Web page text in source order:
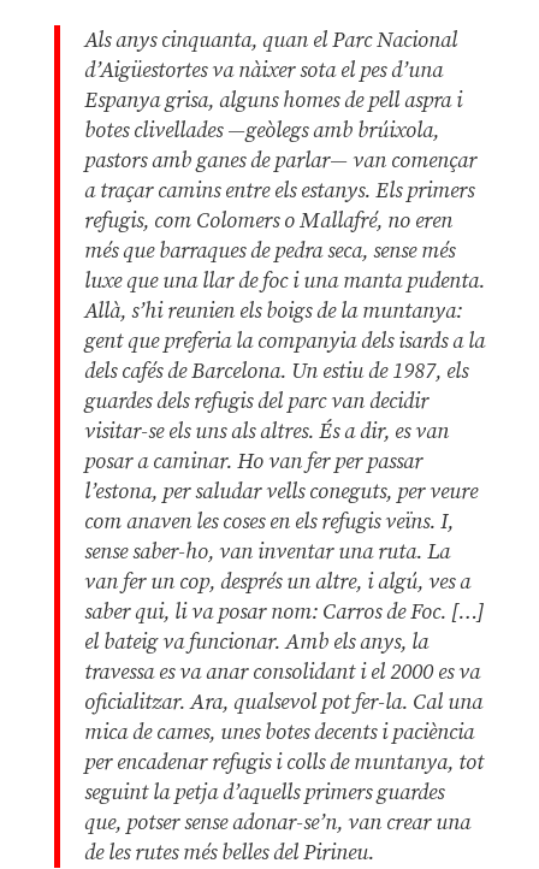
Als anys cinquanta, quan el Parc Nacional
d’Aigüestortes va nàixer sota el pes d’una
Espanya grisa, alguns homes de pell aspra i
botes clivellades —geòlegs amb brúixola,
pastors amb ganes de parlar— van començar
a traçar camins entre els estanys. Els primers
refugis, com Colomers o Mallafré, no eren
més que barraques de pedra seca, sense més
luxe que una llar de foc i una manta pudenta.
Allà, s’hi reunien els boigs de la muntanya:
gent que preferia la companyia dels isards a la
dels cafés de Barcelona. Un estiu de 1987, els
guardes dels refugis del parc van decidir
visitar-se els uns als altres. És a dir, es van
posar a caminar. Ho van fer per passar
l’estona, per saludar vells coneguts, per veure
com anaven les coses en els refugis veïns. I,
sense saber-ho, van inventar una ruta. La
van fer un cop, després un altre, i algú, ves a
saber qui, li va posar nom: Carros de Foc. […]
el bateig va funcionar. Amb els anys, la
travessa es va anar consolidant i el 2000 es va
oficialitzar. Ara, qualsevol pot fer-la. Cal una
mica de cames, unes botes decents i paciència
per encadenar refugis i colls de muntanya, tot
seguint la petja d’aquells primers guardes
que, potser sense adonar-se’n, van crear una
de les rutes més belles del Pirineu.